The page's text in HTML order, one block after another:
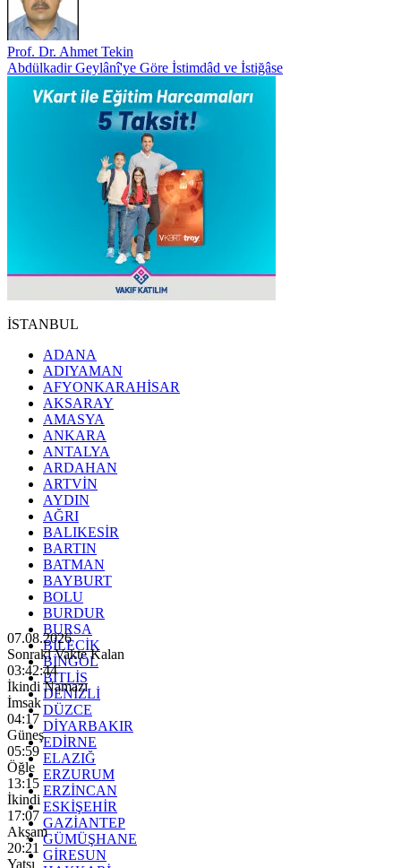
Prof. Dr. Ahmet Tekin
Abdülkadir Geylânî'ye Göre İstimdâd ve İstiğâse
İSTANBUL
ADANA
ADIYAMAN
AFYONKARAHİSAR
AKSARAY
AMASYA
ANKARA
ANTALYA
ARDAHAN
ARTVİN
AYDIN
AĞRI
BALIKESİR
BARTIN
BATMAN
BAYBURT
BOLU
BURDUR
BURSA
BİLECİK
BİNGÖL
BİTLİS
DENİZLİ
DÜZCE
DİYARBAKIR
EDİRNE
ELAZIĞ
ERZURUM
ERZİNCAN
ESKİŞEHİR
GAZİANTEP
GÜMÜŞHANE
GİRESUN
07.08.2026
Sonraki Vakte Kalan
03:42:43
İkindi Namazı
İmsak
04:17
Güneş
05:59
Öğle
13:15
İkindi
17:07
Akşam
20:21
Yatsı